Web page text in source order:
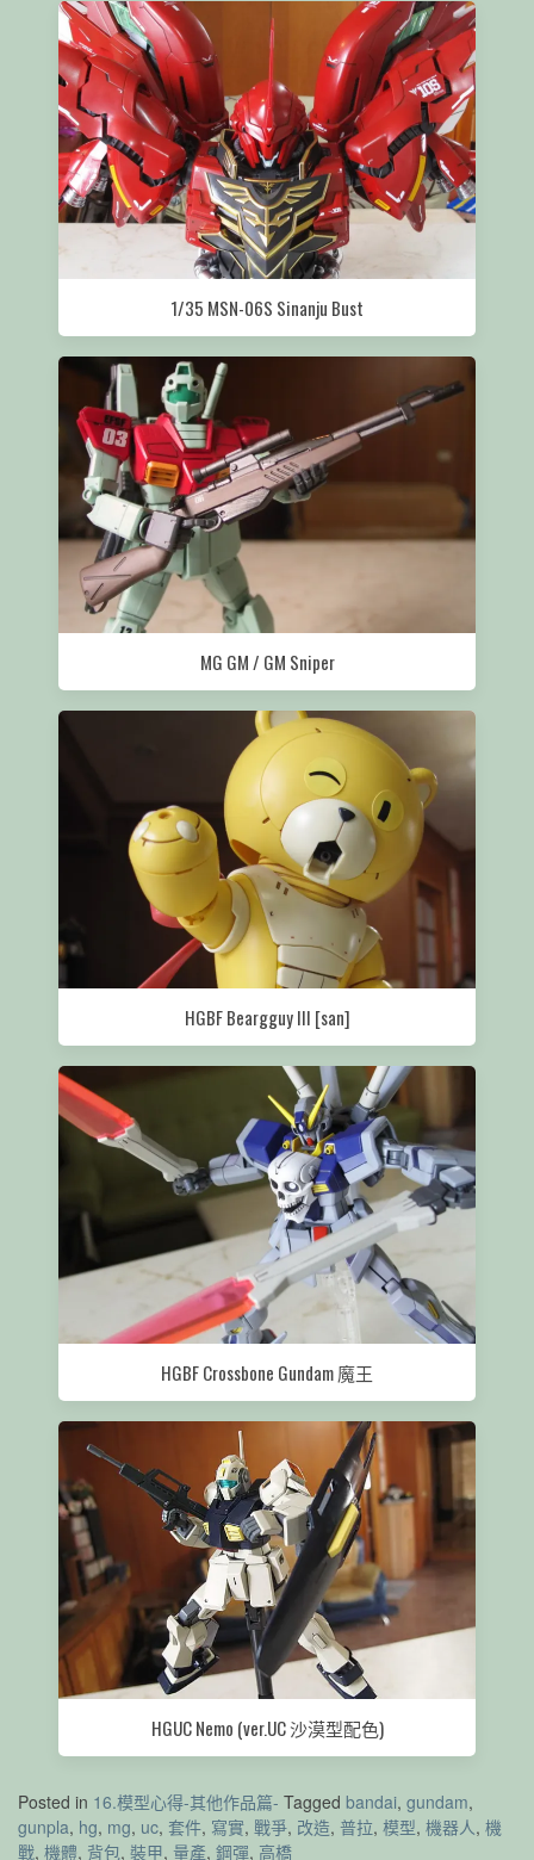
1/35 MSN-06S Sinanju Bust
MG GM / GM Sniper
HGBF Beargguy III [san]
HGBF Crossbone Gundam 魔王
HGUC Nemo (ver.UC 沙漠型配色)
Posted in 16.模型心得-其他作品篇- Tagged bandai, gundam,
gunpla, hg, mg, uc, 套件, 寫實, 戰爭, 改造, 普拉, 模型, 機器人, 機
戰, 機體, 背包, 裝甲, 量產, 鋼彈, 高橋